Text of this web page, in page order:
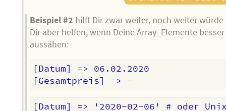
Beispiel #2 hilft Dir zwar weiter, noch weiter würde
Dir aber helfen, wenn Deine Array_Elemente besser
aussähen:
[Datum] => 06.02.2020
[Datum] => '2020-02-06' # oder